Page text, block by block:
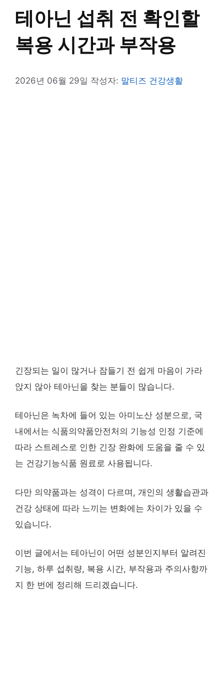
테아닌 섭취 전 확인할
복용 시간과 부작용
2026년 06월 29일 작성자: 말티즈 건강생활
긴장되는 일이 많거나 잠들기 전 쉽게 마음이 가라
앉지 않아 테아닌을 찾는 분들이 많습니다.
테아닌은 녹차에 들어 있는 아미노산 성분으로, 국
내에서는 식품의약품안전처의 기능성 인정 기준에
따라 스트레스로 인한 긴장 완화에 도움을 줄 수 있
는 건강기능식품 원료로 사용됩니다.
다만 의약품과는 성격이 다르며, 개인의 생활습관과
건강 상태에 따라 느끼는 변화에는 차이가 있을 수
있습니다.
이번 글에서는 테아닌이 어떤 성분인지부터 알려진
기능, 하루 섭취량, 복용 시간, 부작용과 주의사항까
지 한 번에 정리해 드리겠습니다.